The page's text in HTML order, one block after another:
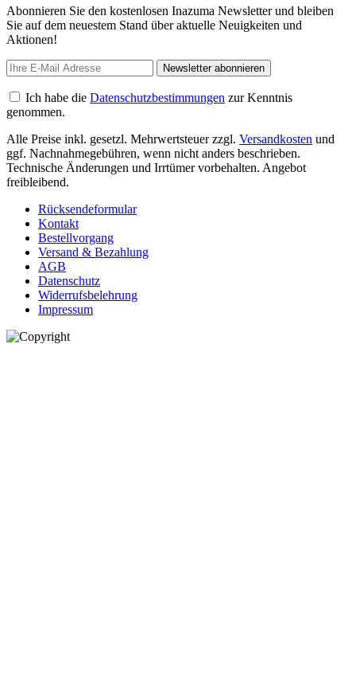
Abonnieren Sie den kostenlosen Inazuma Newsletter und bleiben
Sie auf dem neuestem Stand über aktuelle Neuigkeiten und
Aktionen!
Newsletter abonnieren
Ich habe die Datenschutzbestimmungen zur Kenntnis
genommen.
Alle Preise inkl. gesetzl. Mehrwertsteuer zzgl. Versandkosten und
ggf. Nachnahmegebühren, wenn nicht anders beschrieben.
Technische Änderungen und Irrtümer vorbehalten. Angebot
freibleibend.
Rücksendeformular
Kontakt
Bestellvorgang
Versand & Bezahlung
AGB
Datenschutz
Widerrufsbelehrung
Impressum